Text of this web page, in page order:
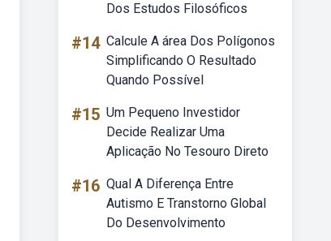
Dos Estudos Filosóficos
#14 Calcule A área Dos Polígonos
Simplificando O Resultado
Quando Possível
#15 Um Pequeno Investidor
Decide Realizar Uma
Aplicação No Tesouro Direto
#16 Qual A Diferença Entre
Autismo E Transtorno Global
Do Desenvolvimento